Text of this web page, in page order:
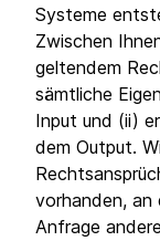
Systeme
Zwischen
geltendem
sämtliche
Input und (ii)
dem Output.
vorhanden,
Anfrage